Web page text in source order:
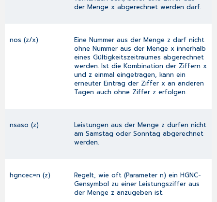
der Menge x abgerechnet werden darf.
nos (z/x)
Eine Nummer aus der Menge z darf nicht
ohne Nummer aus der Menge x innerhalb
eines Gültigkeitszeitraumes abgerechnet
werden. Ist die Kombination der Ziffern x
und z einmal eingetragen, kann ein
erneuter Eintrag der Ziffer x an anderen
Tagen auch ohne Ziffer z erfolgen.
nsaso (z)
Leistungen aus der Menge z dürfen nicht
am Samstag oder Sonntag abgerechnet
werden.
hgncec=n (z)
Regelt, wie oft (Parameter n) ein HGNC-
Gensymbol zu einer Leistungsziffer aus
der Menge z anzugeben ist.